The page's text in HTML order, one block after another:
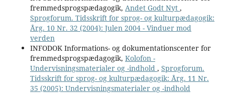
fremmedsprogspædagogik, Andet Godt Nyt ,
Sprogforum. Tidsskrift for sprog- og kulturpædagogik:
Årg. 10 Nr. 32 (2004): Julen 2004 - Vinduer mod
verden
INFODOK Informations- og dokumentationscenter for
fremmedsprogspædagogik, Kolofon -
Undervisningsmaterialer og -indhold , Sprogforum.
Tidsskrift for sprog- og kulturpædagogik: Årg. 11 Nr.
35 (2005): Undervisningsmaterialer og -indhold